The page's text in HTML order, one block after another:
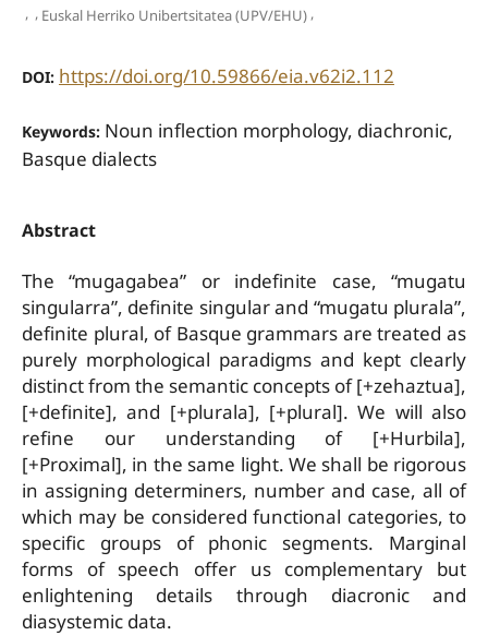
, , Euskal Herriko Unibertsitatea (UPV/EHU),
DOI: https://doi.org/10.59866/eia.v62i2.112
Keywords: Noun inflection morphology, diachronic,
Basque dialects
Abstract
The “mugagabea” or indefinite case, “mugatu
singularra”, definite singular and “mugatu plurala”,
definite plural, of Basque grammars are treated as
purely morphological paradigms and kept clearly
distinct from the semantic concepts of [+zehaztua],
[+definite], and [+plurala], [+plural]. We will also
refine our understanding of [+Hurbila],
[+Proximal], in the same light. We shall be rigorous
in assigning determiners, number and case, all of
which may be considered functional categories, to
specific groups of phonic segments. Marginal
forms of speech offer us complementary but
enlightening details through diacronic and
diasystemic data.